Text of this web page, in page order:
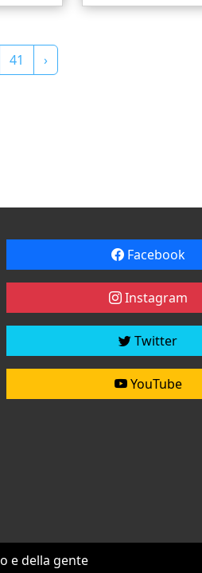
41 ›
Facebook
Instagram
Twitter
YouTube
e della gente